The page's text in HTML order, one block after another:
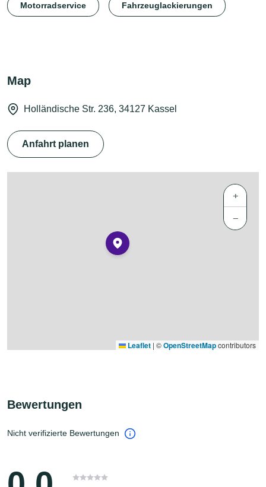
Motorradservice Fahrzeuglackierungen
Map
Holländische Str. 236, 34127 Kassel
Anfahrt planen
+
−
Leaflet | ©OpenStreetMapcontributors
Bewertungen
Nicht verifizierte Bewertungen